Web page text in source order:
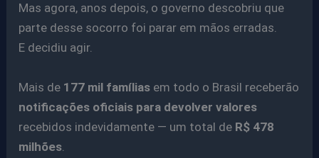
Mas agora, anos depois, o governo descobriu que
parte desse socorro foi parar em mãos erradas.
E decidiu agir.
Mais de 177 mil famílias em todo o Brasil receberão
notificações oficiais para devolver valores
recebidos indevidamente — um total de R$ 478
milhões